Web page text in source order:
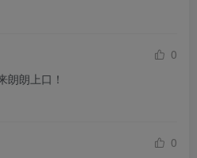
0
朗朗上口！
0